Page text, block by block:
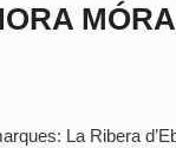
La Ribera